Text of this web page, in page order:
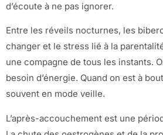
d’écoute à ne pas ignorer.
Entre les réveils nocturnes, les
changer et le stress lié à la
une compagne de tous les instants.
besoin d’énergie. Quand on est à
souvent en mode veille.
L’après-accouchement est une